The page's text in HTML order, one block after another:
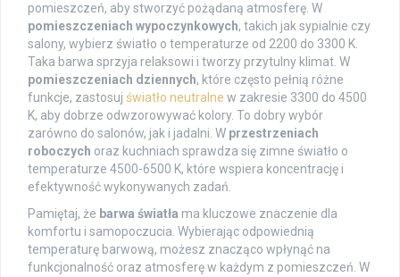
pomieszczeń, aby stworzyć pożądaną atmosferę. W
pomieszczeniach wypoczynkowych, takich jak sypialnie czy
salony, wybierz światło o temperaturze od 2200 do 3300 K.
Taka barwa sprzyja relaksowi i tworzy przytulny klimat. W
pomieszczeniach dziennych, które często pełnią różne
funkcje, zastosuj światło neutralne w zakresie 3300 do 4500
K, aby dobrze odwzorowywać kolory. To dobry wybór
zarówno do salonów, jak i jadalni. W przestrzeniach
roboczych oraz kuchniach sprawdza się zimne światło o
temperaturze 4500-6500 K, które wspiera koncentrację i
efektywność wykonywanych zadań.
Pamiętaj, że barwa światła ma kluczowe znaczenie dla
komfortu i samopoczucia. Wybierając odpowiednią
temperaturę barwową, możesz znacząco wpłynąć na
funkcjonalność oraz atmosferę w każdym z pomieszczeń. W